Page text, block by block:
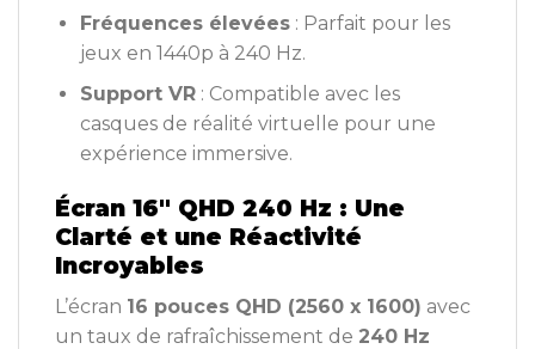
Fréquences élevées: Parfait pour les
jeux en 1440p à 240 Hz.
Support VR: Compatible avec les
casques de réalité virtuelle pour une
expérience immersive.
Écran 16″ QHD 240 Hz : Une
Clarté et une Réactivité
Incroyables
L’écran 16 pouces QHD (2560 x 1600) avec
un taux de rafraîchissement de 240 Hz